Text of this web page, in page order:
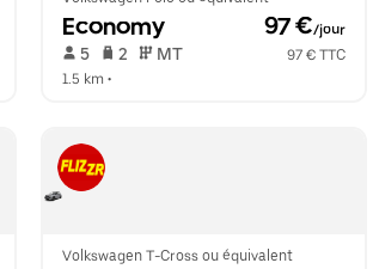
Economy 97 €/jour
5 2 MT
97 € TTC
1.5 km •
Volkswagen T-Cross ou équivalent